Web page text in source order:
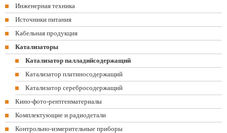
Инженерная техника
Источники питания
Кабельная продукция
Катализаторы
Катализатор палладийсодержащий
Катализатор платиносодержащий
Катализатор серебросодержащий
Кино-фото-рентгенматериалы
Комплектующие и радиодетали
Контрольно-измерительные приборы